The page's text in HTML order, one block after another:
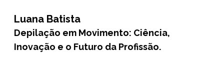
Luana Batista
Depilação em Movimento: Ciência,
Inovação e o Futuro da Profissão.